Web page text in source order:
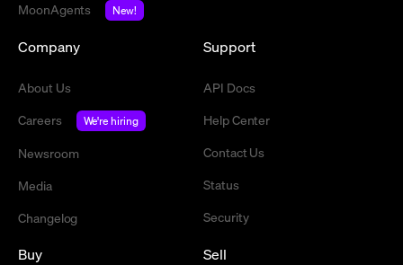
MoonAgents
New!
Company
About Us
Careers
We're hiring
Newsroom
Media
Changelog
Support
API Docs
Help Center
Contact Us
Status
Security
Buy Sell